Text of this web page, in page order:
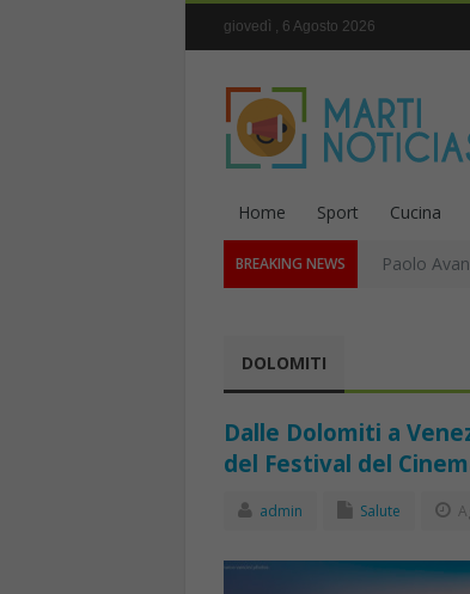
giovedì , 6 Agosto 2026
Home Sport Cucina
BREAKING NEWS Paolo
DOLOMITI
Dalle Dolomiti a
del Festival del
admin Salute